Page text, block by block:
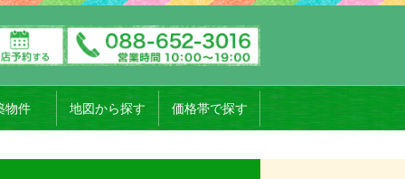
物件 地図から探す 価格帯で探す